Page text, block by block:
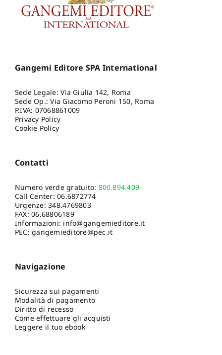
Gangemi Editore SPA International
Sede Legale: Via Giulia 142, Roma
Sede Op.: Via Giacomo Peroni 150, Roma
P.IVA: 07068861009
Privacy Policy
Cookie Policy
Contatti
Numero verde gratuito: 800.894.409
Call Center:06.6872774
Urgenze:348.4769803
FAX: 06.68806189
Informazioni: info@gangemieditore.it
PEC: gangemieditore@pec.it
Navigazione
Sicurezza sui pagamenti
Modalità di pagamento
Diritto di recesso
Come effettuare gli acquisti
Leggere il tuo ebook